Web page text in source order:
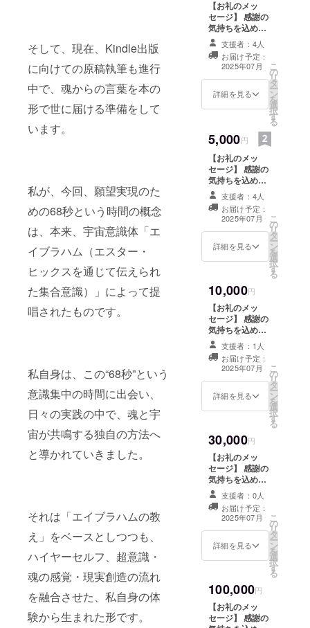
そして、現在、Kindle出版
に向けての原稿執筆も進行
中で、魂からの言葉を本の
形で世に届ける準備をして
います。
私が、今回、願望実現のた
めの68秒という時間の概念
は、本来、宇宙意識体「エ
イブラハム（エスター・
ヒックスを通じて伝えられ
た集合意識）」によって提
唱されたものです。
私自身は、この“68秒”という
意識集中の時間に出会い、
日々の実践の中で、魂と宇
宙が共鳴する独自の方法へ
と導かれていきました。
それは「エイブラハムの教
え」をベースとしつつも、
ハイヤーセルフ、超意識・
魂の感覚・現実創造の流れ
を融合させた、私自身の体
験から生まれた形です。
催する。
現在は、自
分ツインレ
イの体験を
通して、ツ
インレイ統
合と願望実
ツインレイ
統合コーチ
ングを開催
中。
【お礼のメッ
セージ】 感謝の
気持ちを込め
て、お礼のメッ
セージをお送り
します。 Kindle
出版の電子書籍
の贈与。 30分
zoomセッション
元を生きている
かの診断チェッ
クと魂セッショ
ン
支援者：4人
お届け予定：
2025年07月
詳細を見る
こ
の
リ
タ
ー
ン
を
選
択
す
る
5,000円
【お礼のメッ
セージ】 感謝の
気持ちを込め
て、お礼のメッ
セージをお送り
します。 Kindle
出版の電子書籍
の贈与。 60分
zoomセッション
をさせて頂きま
す。 ①あなたの
魂は、今、どの
次元を生きてい
るかの診断
チェックと魂
セッション ②亡
くなった方への
心の解放 ②あな
たの使命天命
セッション ③ツ
インレイセッ
超意識メッセー
ジ・自己統合サ
ポートなどもさ
せて頂きます。
支援者：4人
お届け予定：
2025年07月
詳細を見る
こ
の
リ
タ
ー
ン
を
選
択
す
る
10,000円
【お礼のメッ
セージ】 感謝の
気持ちを込め
て、お礼のメッ
セージをお送り
します。 Kindle
出版の電子書籍
の贈与。 120分
セッション 1回
をさせて頂きま
す。 ①あなたの
魂は、今、どの
次元を生きてい
るかの診断
チェックと魂
セッション ②亡
くなった方への
心の解放 ②あな
たの使命天命
セッション ③ツ
インレイセッ
超意識メッセー
ジ・自己統合サ
ポートなどもさ
せて頂きます。
支援者：1人
お届け予定：
2025年07月
詳細を見る
こ
の
リ
タ
ー
ン
を
選
択
す
る
30,000円
【お礼のメッ
セージ】 感謝の
気持ちを込め
て、お礼のメッ
セージをお送り
します。 Kindle
出版の電子書籍
の贈与。 120分
zoomセッショ
セッションをさ
せて頂きます。
①あなたの魂
は、今、どの次
支援者：0人
お届け予定：
2025年07月
詳細を見る
こ
の
リ
タ
ー
ン
を
選
択
す
る
100,000円
【お礼のメッ
セージ】 感謝の